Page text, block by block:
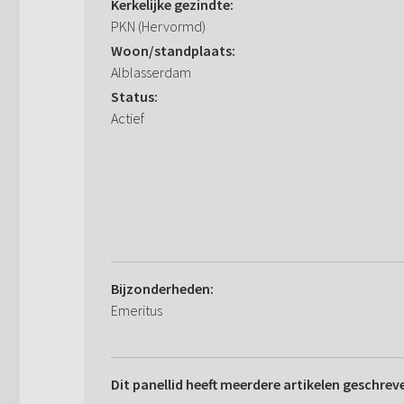
Kerkelijke gezindte:
PKN (Hervormd)
Woon/standplaats:
Alblasserdam
Status:
Actief
Bijzonderheden:
Emeritus
Dit panellid heeft meerdere artikelen